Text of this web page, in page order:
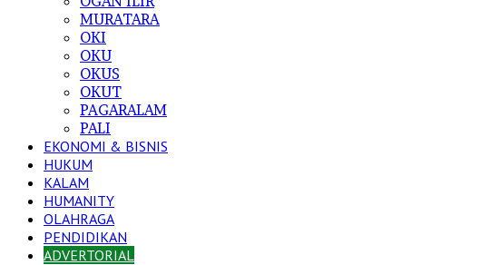
MURATARA
OKI
OKU
OKUS
OKUT
PAGARALAM
PALI
EKONOMI & BISNIS
HUKUM
KALAM
HUMANITY
OLAHRAGA
PENDIDIKAN
ADVERTORIAL